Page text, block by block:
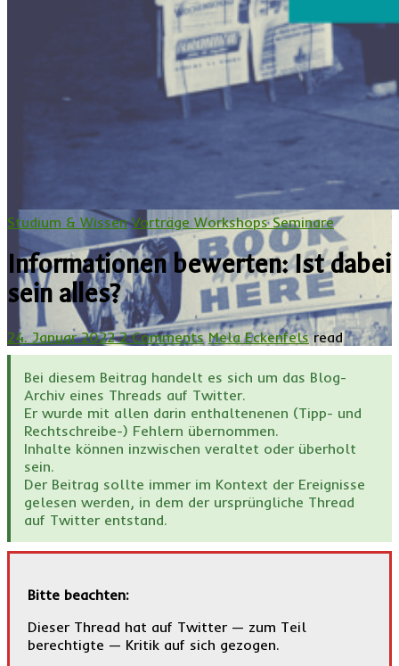
Studium & Wissen Vorträge Workshops Seminare
Informationen bewerten: Ist dabei
sein alles?
24. Januar 2022 2 Comments Mela Eckenfels read
Bei diesem Beitrag handelt es sich um das Blog-
Archiv eines Threads auf Twitter.
Er wurde mit allen darin enthaltenenen (Tipp- und
Rechtschreibe-) Fehlern übernommen.
Inhalte können inzwischen veraltet oder überholt
sein.
Der Beitrag sollte immer im Kontext der Ereignisse
gelesen werden, in dem der ursprüngliche Thread
auf Twitter entstand.
Bitte beachten:
Dieser Thread hat auf Twitter — zum Teil
berechtigte — Kritik auf sich gezogen.